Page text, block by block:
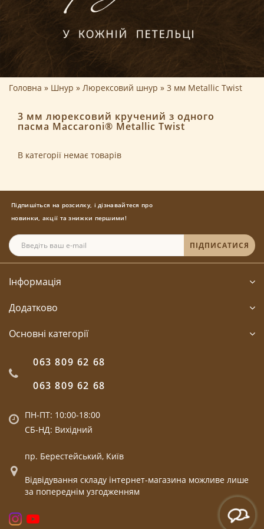
Головна Шнур Люрексовий шнур 3 мм Metallic Twist
3 мм люрексовий кручений з одного
пасма Maccaroni® Metallic Twist
В категорії немає товарів
Підпишіться на розсилку, і дізнавайтеся про
новинки, акції та знижки першими!
ПІДПИСАТИСЯ
Інформація
Додатково
Основні категорії
063 809 62 68
063 809 62 68
ПН-ПТ: 10:00-18:00
СБ-НД: Вихідний
пр. Берестейський, Київ
Відвідування складу інтернет-магазина можливе лише
за попереднім узгодженням